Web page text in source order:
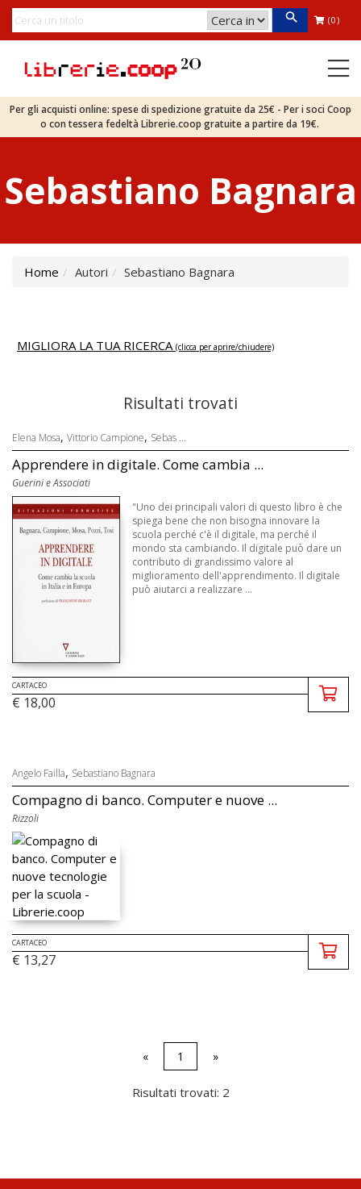
(0)
Per gli acquisti online: spese di spedizione gratuite da 25€ - Per i soci Coop
o con tessera fedeltà Librerie.coop gratuite a partire da 19€.
Sebastiano Bagnara
Home Autori Sebastiano Bagnara
MIGLIORA LA TUA RICERCA (clicca per aprire/chiudere)
Risultati trovati
Elena Mosa, Vittorio Campione, Sebas ...
Apprendere in digitale. Come cambia ...
Guerini e Associati
"Uno dei principali valori di questo libro è che
spiega bene che non bisogna innovare la
scuola perché c'è il digitale, ma perché il
mondo sta cambiando. Il digitale può dare un
contributo di grandissimo valore al
miglioramento dell'apprendimento. Il digitale
può aiutarci a realizzare ...
CARTACEO
€ 18,00
Angelo Failla, Sebastiano Bagnara
Compagno di banco. Computer e nuove ...
Rizzoli
CARTACEO
€ 13,27
« 1 »
Risultati trovati: 2